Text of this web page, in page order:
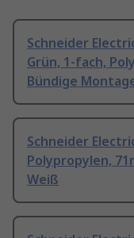
Schneider
Grün, 1-fach,
Bündige
Schneider
Polypropylen,
Weiß